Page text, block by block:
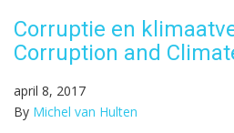
Corruptie en
Corruption and
april 8, 2017
By Michel van Hulten